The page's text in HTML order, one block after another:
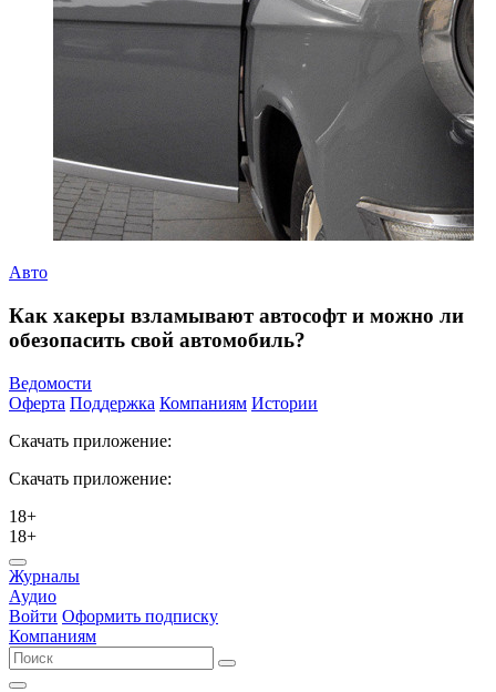
Авто
Как хакеры взламывают автософт и можно ли
обезопасить свой автомобиль?
Ведомости
Оферта Поддержка Компаниям Истории
Скачать приложение:
Скачать приложение:
18+
18+
Журналы
Аудио
Войти Оформить подписку
Компаниям